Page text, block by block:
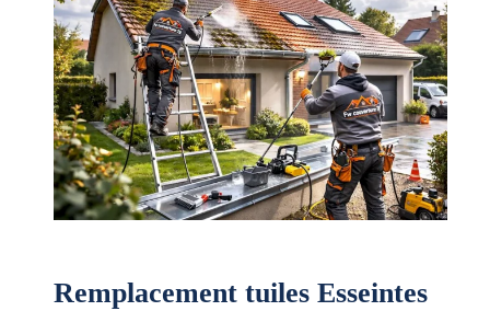
Remplacement tuiles Esseintes